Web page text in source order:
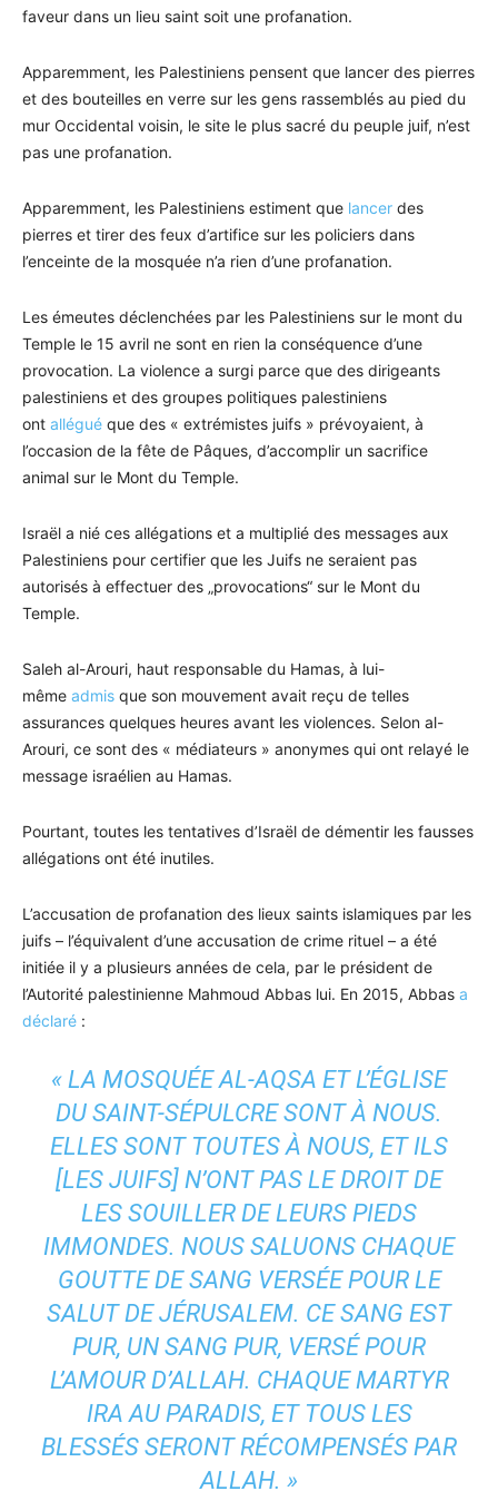
faveur dans un lieu saint soit une profanation.
Apparemment, les Palestiniens pensent que lancer des pierres
et des bouteilles en verre sur les gens rassemblés au pied du
mur Occidental voisin, le site le plus sacré du peuple juif, n’est
pas une profanation.
Apparemment, les Palestiniens estiment que lancer des
pierres et tirer des feux d’artifice sur les policiers dans
l’enceinte de la mosquée n’a rien d’une profanation.
Les émeutes déclenchées par les Palestiniens sur le mont du
Temple le 15 avril ne sont en rien la conséquence d’une
provocation. La violence a surgi parce que des dirigeants
palestiniens et des groupes politiques palestiniens
ont allégué que des « extrémistes juifs » prévoyaient, à
l’occasion de la fête de Pâques, d’accomplir un sacrifice
animal sur le Mont du Temple.
Israël a nié ces allégations et a multiplié des messages aux
Palestiniens pour certifier que les Juifs ne seraient pas
autorisés à effectuer des „provocations“ sur le Mont du
Temple.
Saleh al-Arouri, haut responsable du Hamas, à lui-
même admis que son mouvement avait reçu de telles
assurances quelques heures avant les violences. Selon al-
Arouri, ce sont des « médiateurs » anonymes qui ont relayé le
message israélien au Hamas.
Pourtant, toutes les tentatives d’Israël de démentir les fausses
allégations ont été inutiles.
L’accusation de profanation des lieux saints islamiques par les
juifs – l’équivalent d’une accusation de crime rituel – a été
initiée il y a plusieurs années de cela, par le président de
l’Autorité palestinienne Mahmoud Abbas lui. En 2015, Abbas a
déclaré :
« LA MOSQUÉE AL-AQSA ET L’ÉGLISE
DU SAINT-SÉPULCRE SONT À NOUS.
ELLES SONT TOUTES À NOUS, ET ILS
[LES JUIFS] N’ONT PAS LE DROIT DE
LES SOUILLER DE LEURS PIEDS
IMMONDES. NOUS SALUONS CHAQUE
GOUTTE DE SANG VERSÉE POUR LE
SALUT DE JÉRUSALEM. CE SANG EST
PUR, UN SANG PUR, VERSÉ POUR
L’AMOUR D’ALLAH. CHAQUE MARTYR
IRA AU PARADIS, ET TOUS LES
BLESSÉS SERONT RÉCOMPENSÉS PAR
ALLAH. »